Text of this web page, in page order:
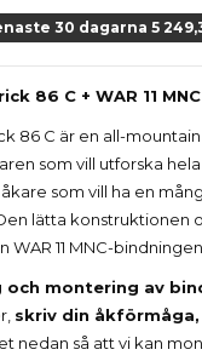
30 dagarna 5
86 C + WAR 11 MNC
86 C är en all-
som vill utforska
som vill ha en
lätta konstruktionen
WAR 11 MNC-
och montering av
skriv din
nedan så att vi kan